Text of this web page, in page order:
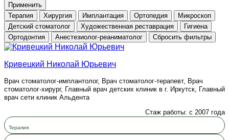
Применить
Терапия
Хирургия Имплантация Ортопедия
Микроскоп
Детский стоматолог
Художественная реставрация
Гигиена
Ортодонтия
Анестезиолог-реаниматолог Сбросить фильтры
Кривецкий Николай Юрьевич
Врач стоматолог-имплантолог, Врач стоматолог-терапевт, Врач
стоматолог-хирург, Главный врач детских клиник в г. Иркутск, Главный
врач сети клиник Альдента
Стаж работы: с 2007 года
Терапия